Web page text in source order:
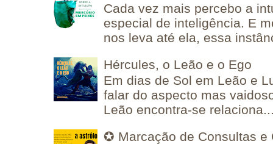
Cada vez mais percebo a
especial de inteligência. E
nos leva até ela, essa
Hércules, o Leão e o Ego
Em dias de Sol em Leão e
falar do aspecto mas
Leão encontra-se
✪ Marcação de Consultas e